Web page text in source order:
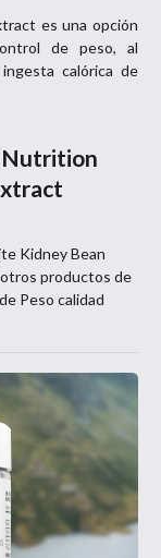
es una opción
de peso, al
calórica de
Kidney Bean
productos de
Peso calidad